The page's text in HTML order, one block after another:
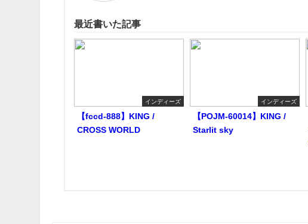
最近書いた記事
インディーズ
【fccd-888】KING /
CROSS WORLD
インディーズ
【POJM-60014】KING /
Starlit sky